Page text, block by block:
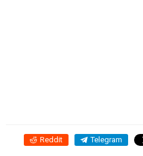
Reddit Telegram